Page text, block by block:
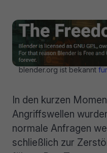
blender.org ist bekannt
In den kurzen
Angriffswellen
normale Anfragen
schließlich zur